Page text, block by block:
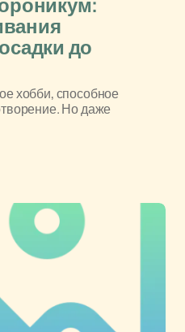
до
хобби, способное
Но даже